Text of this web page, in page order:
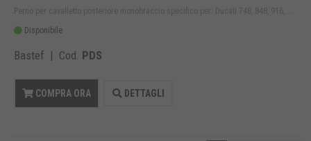
Perno per cavalletto posteriore monobraccio specifico per: Ducati 748, 848, 916, ...
Disponibile
Bastef | Cod. PDS
COMPRA ORA DETTAGLI